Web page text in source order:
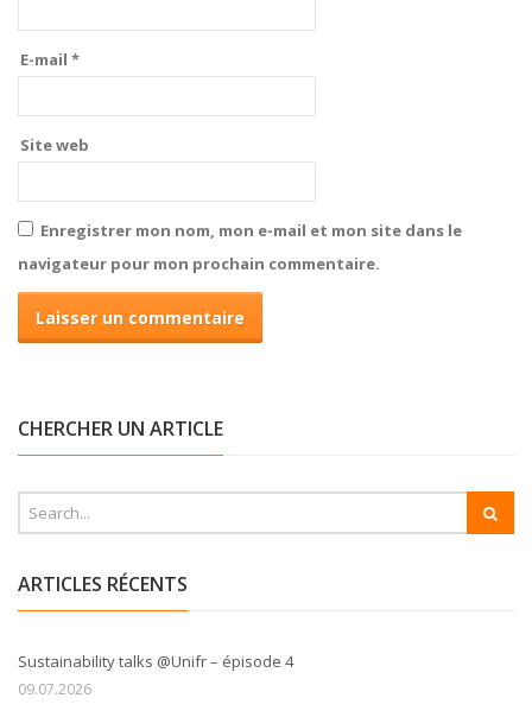
E-mail *
Site web
Enregistrer mon nom, mon e-mail et mon site dans le
navigateur pour mon prochain commentaire.
CHERCHER UN ARTICLE
ARTICLES RÉCENTS
Sustainability talks @Unifr – épisode 4
09.07.2026